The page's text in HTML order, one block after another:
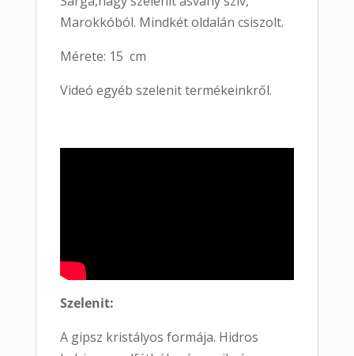
Marokkóból. Mindkét oldalán csiszolt.
Mérete: 15 cm
Videó egyéb szelenit termékeinkről.
Szelenit:
A gipsz kristályos formája. Hidros